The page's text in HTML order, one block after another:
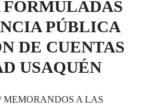
PÚBLICA
DE CUENTAS
USAQUÉN
MEMORANDOS A LAS